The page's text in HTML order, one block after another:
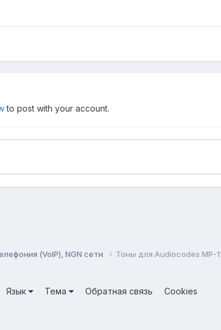
to post with your account.
(VoIP), NGN сети Тоны для Audiocodes MP-
Язык Тема Обратная связь
Cookies